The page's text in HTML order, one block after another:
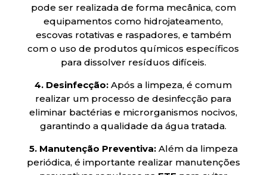
pode ser realizada de forma mecânica, com
equipamentos como hidrojateamento,
escovas rotativas e raspadores, e também
com o uso de produtos químicos específicos
para dissolver resíduos difíceis.
4. Desinfecção: Após a limpeza, é comum
realizar um processo de desinfecção para
eliminar bactérias e microrganismos nocivos,
garantindo a qualidade da água tratada.
5. Manutenção Preventiva:Além da limpeza
periódica, é importante realizar manutenções